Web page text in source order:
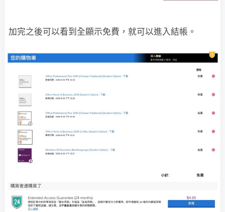
加完之後可以看到全顯示免費，就可以進入結帳。